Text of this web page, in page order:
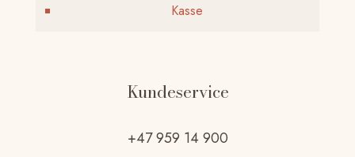
Kasse
Kundeservice
+47 959 14 900